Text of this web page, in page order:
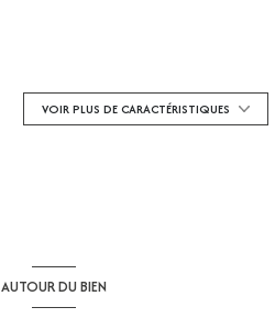
1 niveau(x)
VOIR PLUS DE CARACTÉRISTIQUES
AUTOUR DU BIEN